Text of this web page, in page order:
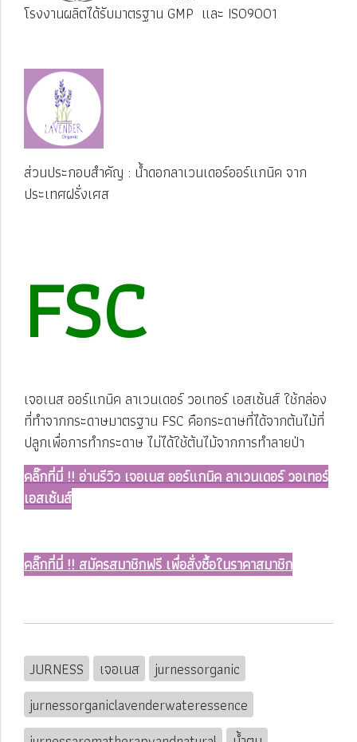
โรงงานผลิตได้รับมาตรฐาน GMP และ ISO9001
ส่วนประกอบสำคัญ : น้ำดอกลาเวนเดอร์ออร์แกนิค จาก
ประเทศฝรั่งเศส
FSC
เจอเนส ออร์แกนิค ลาเวนเดอร์ วอเทอร์ เอสเซ้นส์ ใช้กล่อง
ที่ทำจากกระดาษมาตรฐาน FSC คือกระดาษที่ได้จากต้นไม้ที่
ปลูกเพื่อการทำกระดาษ ไม่ได้ใช้ต้นไม้จากการทำลายป่า
คลิ๊กที่นี่ !! อ่านรีวิว เจอเนส ออร์แกนิค ลาเวนเดอร์ วอเทอร์
เอสเซ้นส์
คลิ๊กที่นี่ !! สมัครสมาชิกฟรี เพื่อสั่งซื้อในราคาสมาชิก
JURNESS เจอเนส
jurnessorganic
jurnessorganiclavenderwateressence